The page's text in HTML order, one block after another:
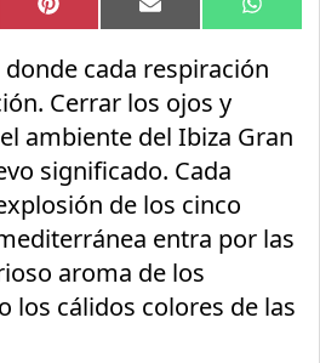
Compartir
en
Pinterest Compartir
en
Email
en
cada respiración
Cerrar los ojos y
ambiente del Ibiza Gran
significado. Cada
de los cinco
entra por las
aroma de los
los cálidos colores de las